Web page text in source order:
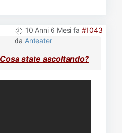
10 Anni 6 Mesi fa #1043
da Anteater
Cosa state ascoltando?